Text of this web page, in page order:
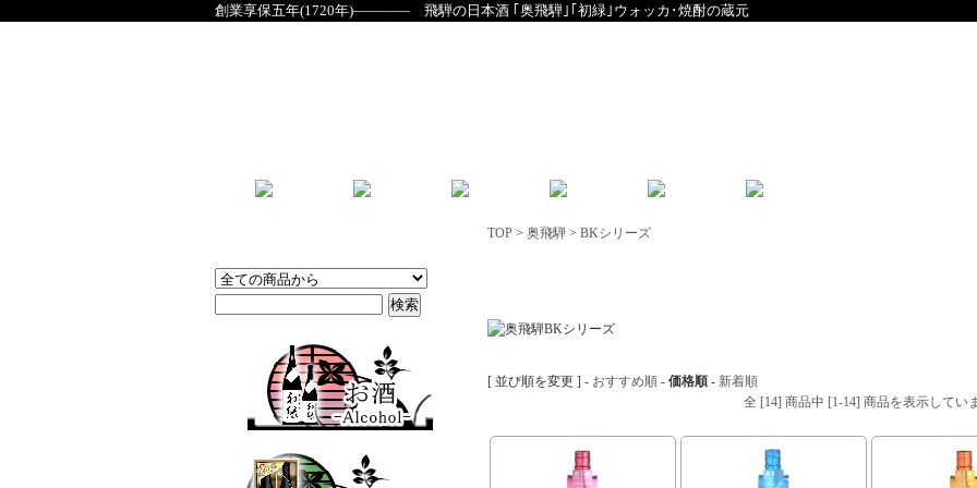
創業享保五年(1720年)―――― 飛騨の日本酒 ｢奥飛騨｣｢初緑｣ウォッカ･焼酎の蔵元
TOP > 奥飛騨 > BKシリーズ
[ 並び順を変更 ] - おすすめ順 - 価格順 - 新着順
全 [14] 商品中 [1-14] 商品を表示してい